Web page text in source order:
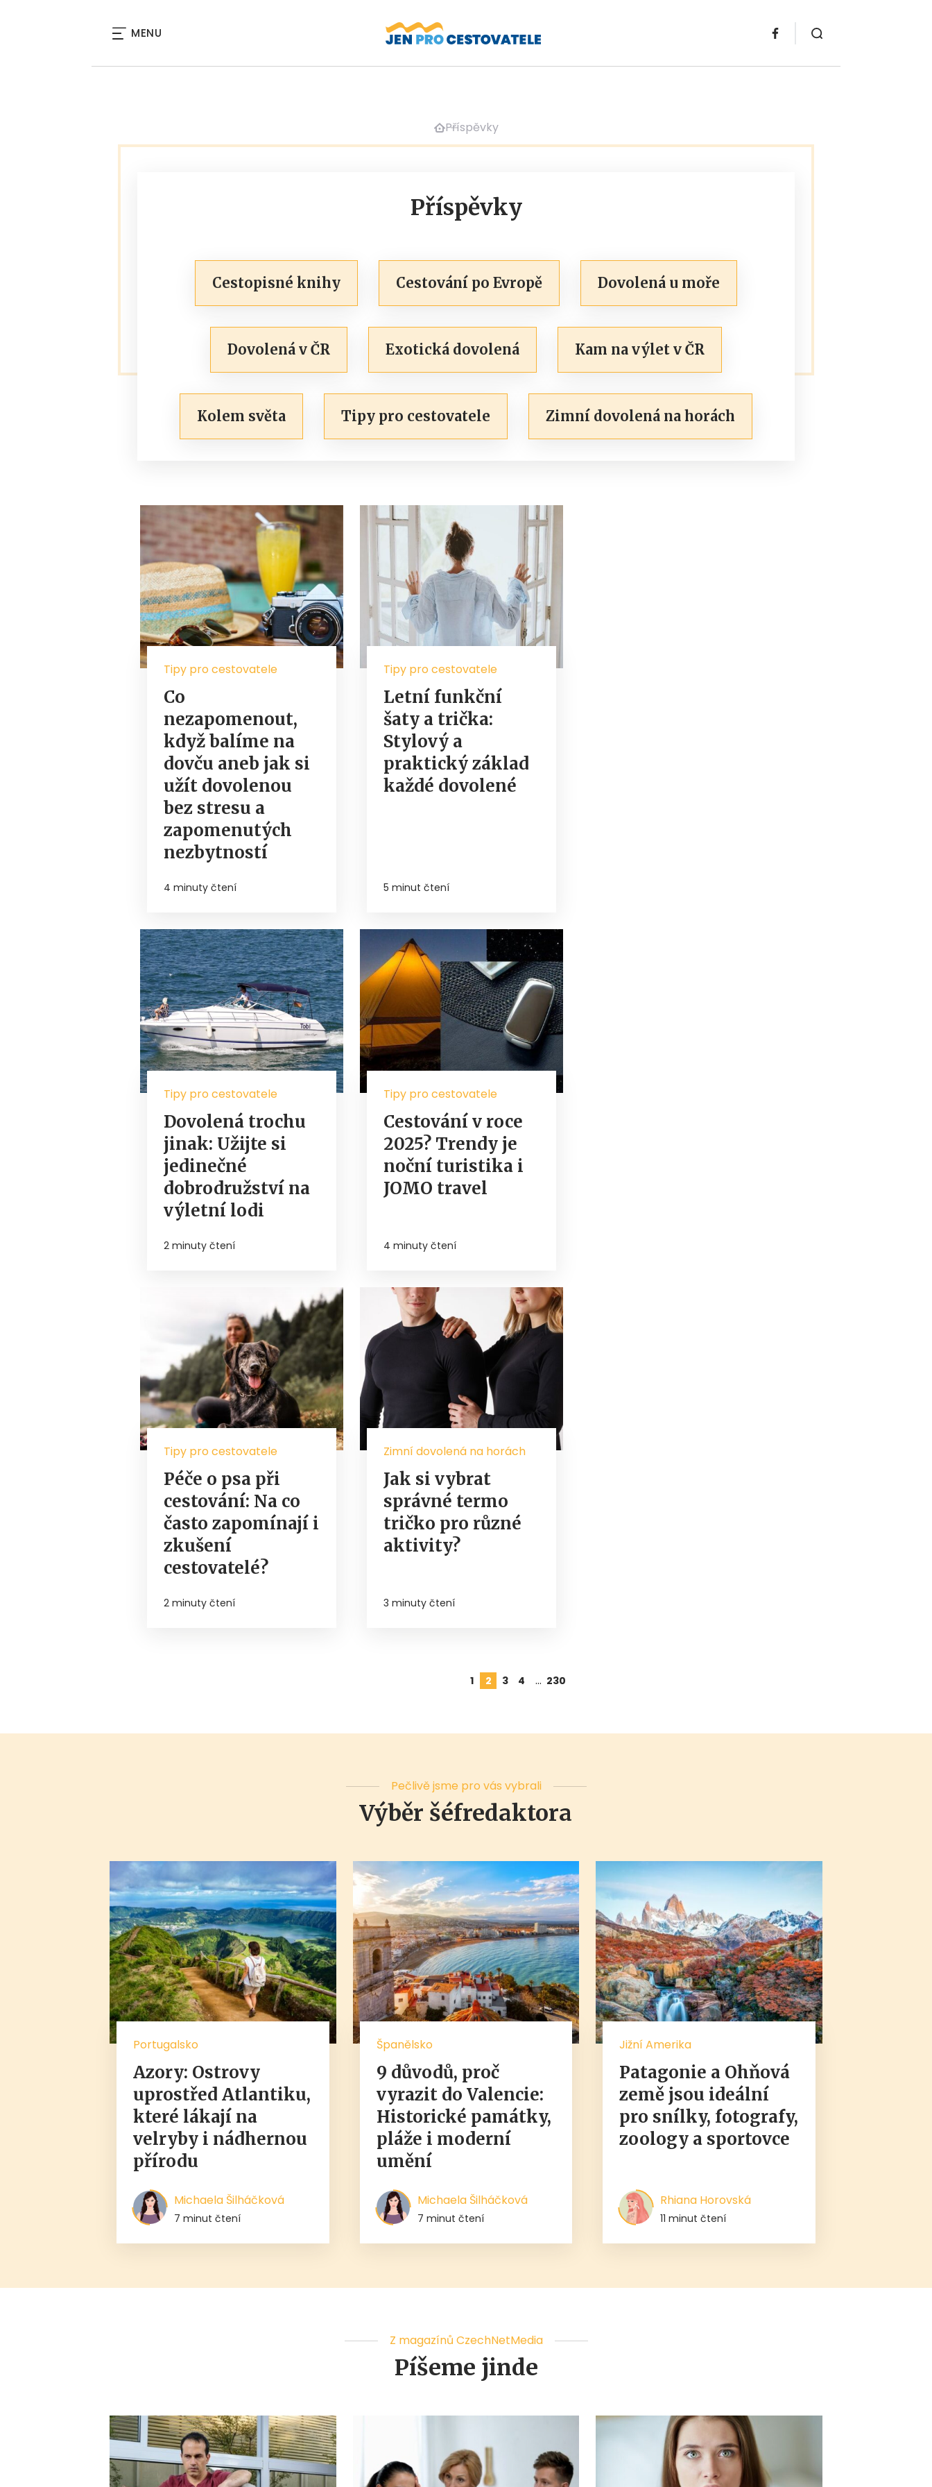
MENU
Příspěvky
Příspěvky
Cestopisné knihy Cestování po Evropě Dovolená u moře
Dovolená v ČR Exotická dovolená Kam na výlet v ČR
Kolem světa Tipy pro cestovatele Zimní dovolená na horách
Tipy pro cestovatele
Co
nezapomenout,
když balíme na
dovču aneb jak si
užít dovolenou
bez stresu a
zapomenutých
nezbytností
4 minuty čtení
Tipy pro cestovatele
Letní funkční
šaty a trička:
Stylový a
praktický základ
každé dovolené
5 minut čtení
Tipy pro cestovatele
Dovolená trochu
jinak: Užijte si
jedinečné
dobrodružství na
výletní lodi
2 minuty čtení
Tipy pro cestovatele
Cestování v roce
2025? Trendy je
noční turistika i
JOMO travel
4 minuty čtení
Tipy pro cestovatele
Péče o psa při
cestování: Na co
často zapomínají i
zkušení
cestovatelé?
2 minuty čtení
Zimní dovolená na horách
Jak si vybrat
správné termo
tričko pro různé
aktivity?
3 minuty čtení
1 2 3 4 … 230
Pečlivě jsme pro vás vybrali
Výběr šéfredaktora
Portugalsko
Azory: Ostrovy
uprostřed Atlantiku,
které lákají na
velryby i nádhernou
přírodu
Michaela Šilháčková
7 minut čtení
Španělsko
9 důvodů, proč
vyrazit do Valencie:
Historické památky,
pláže i moderní
umění
Michaela Šilháčková
7 minut čtení
Jižní Amerika
Patagonie a Ohňová
země jsou ideální
pro snílky, fotografy,
zoology a sportovce
Rhiana Horovská
11 minut čtení
Z magazínů CzechNetMedia
Píšeme jinde